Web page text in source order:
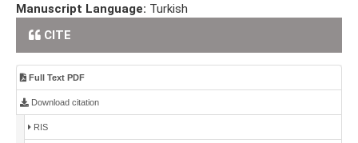
Manuscript Language: Turkish
CITE
Full Text PDF
Download citation
RIS